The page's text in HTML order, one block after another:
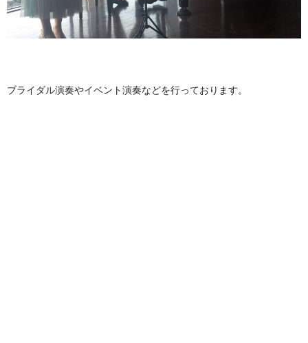
ブライダル演奏やイベント演奏などを行っております。
お問い合わせ
TEL:03-5856-3773